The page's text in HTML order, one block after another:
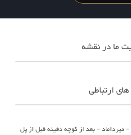
ما در نقشه
های ارتباطی
- بعد از کوچه دفینه قبل از پل